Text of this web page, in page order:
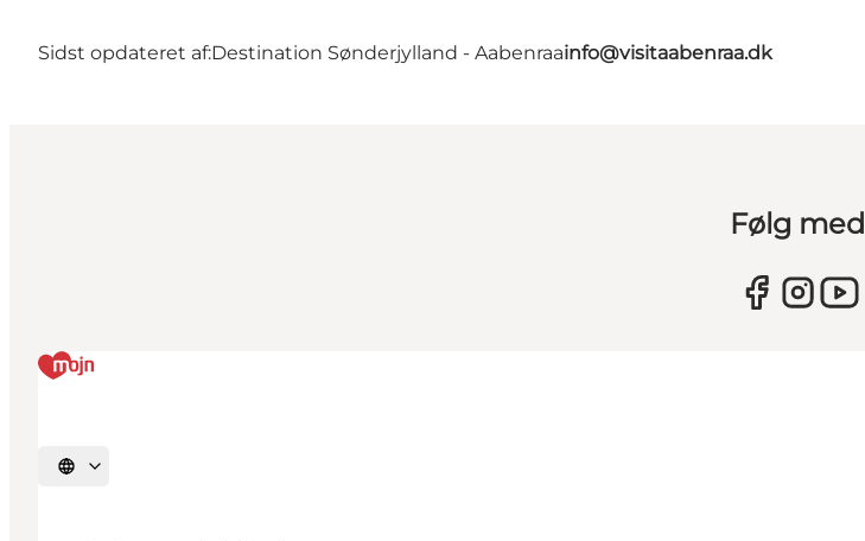
Sidst opdateret af:Destination Sønderjylland - Aabenraainfo@visitaabenraa.dk
Følg med
Vælg sprog